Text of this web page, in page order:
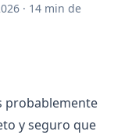
· 14 min de
probablemente
y seguro que